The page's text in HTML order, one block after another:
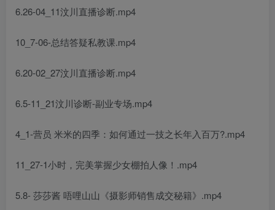
6.26-04_11汶川直播诊断.mp4
10_7-06-总结答疑私教课.mp4
6.20-02_27汶川直播诊断.mp4
6.5-11_21汶川诊断-副业专场.mp4
4_1-营员 米米的四季：如何通过一技之长年入百万?.mp4
11_27-1小时，完美掌握少女棚拍人像！.mp4
5.8- 莎莎酱 唔哩山山《摄影师销售成交秘籍》.mp4